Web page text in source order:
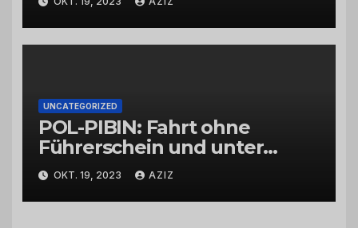
UNCATEGORIZED
POL-PIBIN: Fahrt ohne
Führerschein und unter
Einfluss von Drogen
OKT. 19, 2023 AZIZ